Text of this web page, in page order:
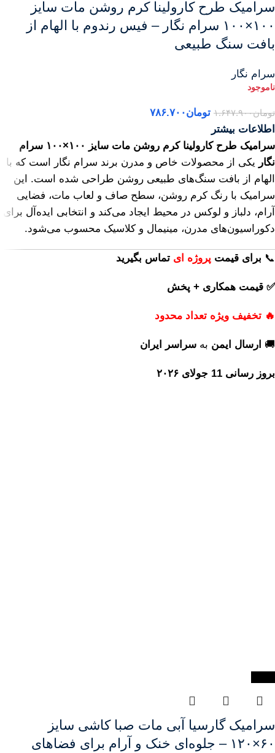
سرامیک طرح کارولینا کرم روشن مات سایز
۱۰۰×۱۰۰ سرام نگار – فیس رندوم با الهام از
بافت سنگ طبیعی
سرام نگار
تومان۱.۶۴۷.۹۰۰ تومان۷۸۶.۷۰۰
اطلاعات بیشتر
سرامیک طرح کارولینا کرم روشن مات سایز ۱۰۰×۱۰۰ سرام
نگار یکی از محصولات خاص و مدرن برند سرام نگار است که با
الهام از بافت سنگ‌های طبیعی روشن طراحی شده است. این
سرامیک با رنگ کرم روشن، سطح صاف و لعاب مات، فضایی
آرام، دلباز و لوکس در محیط ایجاد می‌کند و انتخابی ایده‌آل برای
دکوراسیون‌های مدرن، مینیمال و کلاسیک محسوب می‌شود.
📞 برای قیمت پروژه ای تماس بگیرید
✅ قیمت همکاری + پخش
🔥 تخفیف ویژه تعداد محدود
🚚 ارسال ایمن به سراسر ایران
بروز رسانی 11 جولای ۲۰۲۶
سرامیک گارسیا آبی مات صبا کاشی سایز
۶۰×۱۲۰ – جلوه‌ای خنک و آرام برای فضاهای